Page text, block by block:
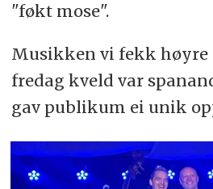
"føkt mose".
Musikken vi fekk høyre
fredag kveld var
gav publikum ei unik